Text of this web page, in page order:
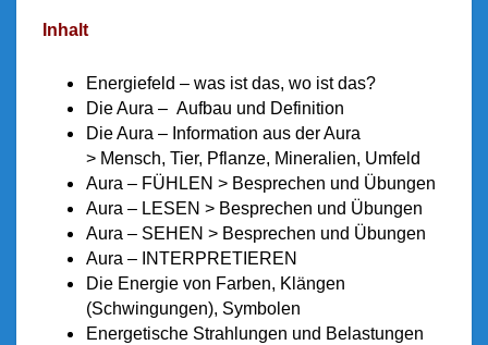
Inhalt
Energiefeld – was ist das, wo ist das?
Die Aura – Aufbau und Definition
Die Aura – Information aus der Aura
> Mensch, Tier, Pflanze, Mineralien, Umfeld
Aura – FÜHLEN > Besprechen und Übungen
Aura – LESEN > Besprechen und Übungen
Aura – SEHEN > Besprechen und Übungen
Aura – INTERPRETIEREN
Die Energie von Farben, Klängen
(Schwingungen), Symbolen
Energetische Strahlungen und Belastungen